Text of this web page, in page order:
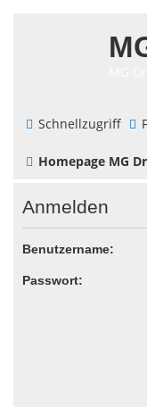
Schnellzugriff
Homepage MG
Anmelden
Benutzername:
Passwort: